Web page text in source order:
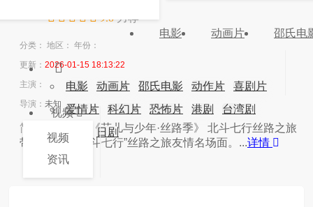
电影 动画片 邵氏电
电影 动画片 邵氏电影 动作片
喜剧片
爱情片
科幻片 恐怖片 港剧
台湾剧
韩剧
日剧
视频
视频
资讯
9.0 力荐
分类： 地区： 年份：
更新： 2026-01-15 18:13:22
主演：
导演： 未知
简介：
简介：《花儿与少年·丝路季》 北斗七行丝路之旅
带大家重温“北斗七行”丝路之旅友情名场面。...详情